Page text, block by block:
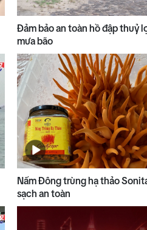
Đảm bảo an toàn hồ đập thuỷ
mưa bão
Nấm Đông trùng hạ thảo
sạch an toàn